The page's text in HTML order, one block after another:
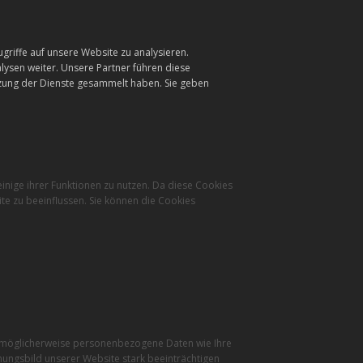
auf unsere Website zu analysieren.
weiter. Unsere Partner führen diese
der Dienste gesammelt haben. Sie geben
ihrer Funktionen zu nutzen. Da diese Cookies
zu beeinflussen. Sie können die Cookies
personenbezogene Daten wie Ihre
unserer Website stark beeinträchtigen